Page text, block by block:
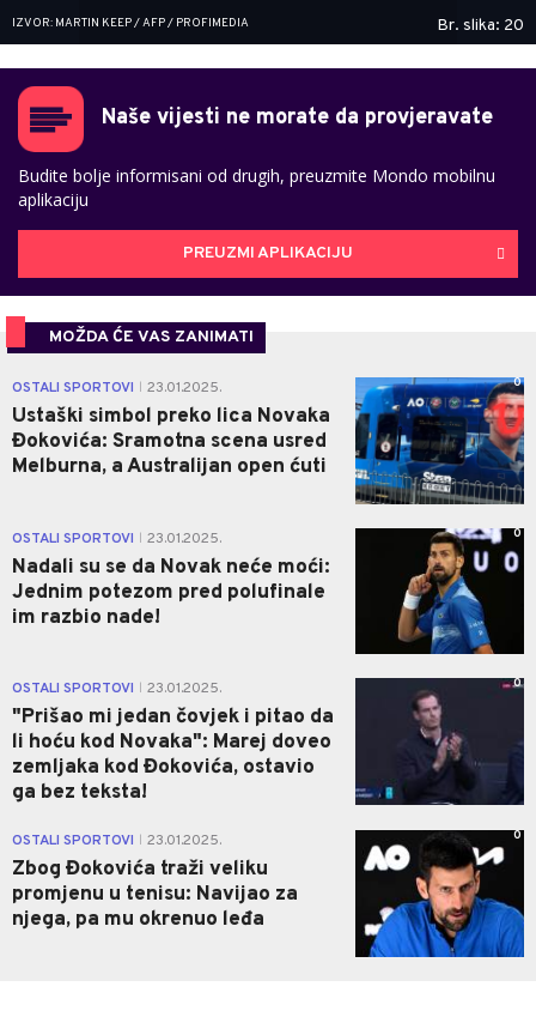
IZVOR: MARTIN KEEP / AFP / PROFIMEDIA Br. slika: 20
Naše vijesti ne morate da provjeravate
Budite bolje informisani od drugih, preuzmite Mondo mobilnu
aplikaciju
PREUZMI APLIKACIJU
MOŽDA ĆE VAS ZANIMATI
OSTALI SPORTOVI 23.01.2025.
Ustaški simbol preko lica Novaka
Đokovića: Sramotna scena usred
Melburna, a Australijan open ćuti
0
OSTALI SPORTOVI 23.01.2025.
Nadali su se da Novak neće moći:
Jednim potezom pred polufinale
im razbio nade!
0
OSTALI SPORTOVI 23.01.2025.
"Prišao mi jedan čovjek i pitao da
li hoću kod Novaka": Marej doveo
zemljaka kod Đokovića, ostavio
ga bez teksta!
0
OSTALI SPORTOVI 23.01.2025.
Zbog Đokovića traži veliku
promjenu u tenisu: Navijao za
njega, pa mu okrenuo leđa
0